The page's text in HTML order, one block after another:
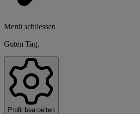
Menü schliessen
Guten Tag,
Profil bearbeiten